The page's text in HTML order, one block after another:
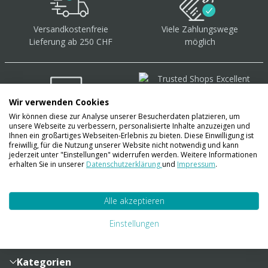
Versandkostenfreie
Lieferung ab 250 CHF
Viele Zahlungswege
möglich
Über 40.000 Artikel auf
Lager
Sendungsverfolgung
Zahlung und Versand
Lieferinformationen
Kategorien
Wir verwenden Cookies
Wir können diese zur Analyse unserer Besucherdaten platzieren, um
unsere Webseite zu verbessern, personalisierte Inhalte anzuzeigen und
Ihnen ein großartiges Webseiten-Erlebnis zu bieten. Diese Einwilligung ist
freiwillig, für die Nutzung unserer Website nicht notwendig und kann
jederzeit unter "Einstellungen" widerrufen werden. Weitere Informationen
erhalten Sie in unserer Datenschutzerklärungund Impressum.
Alle akzeptieren
Einstellungen